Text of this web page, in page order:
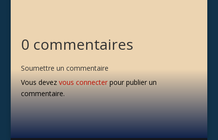
0 commentaires
Soumettre un commentaire
Vous devez vous connecterpour publier un
commentaire.